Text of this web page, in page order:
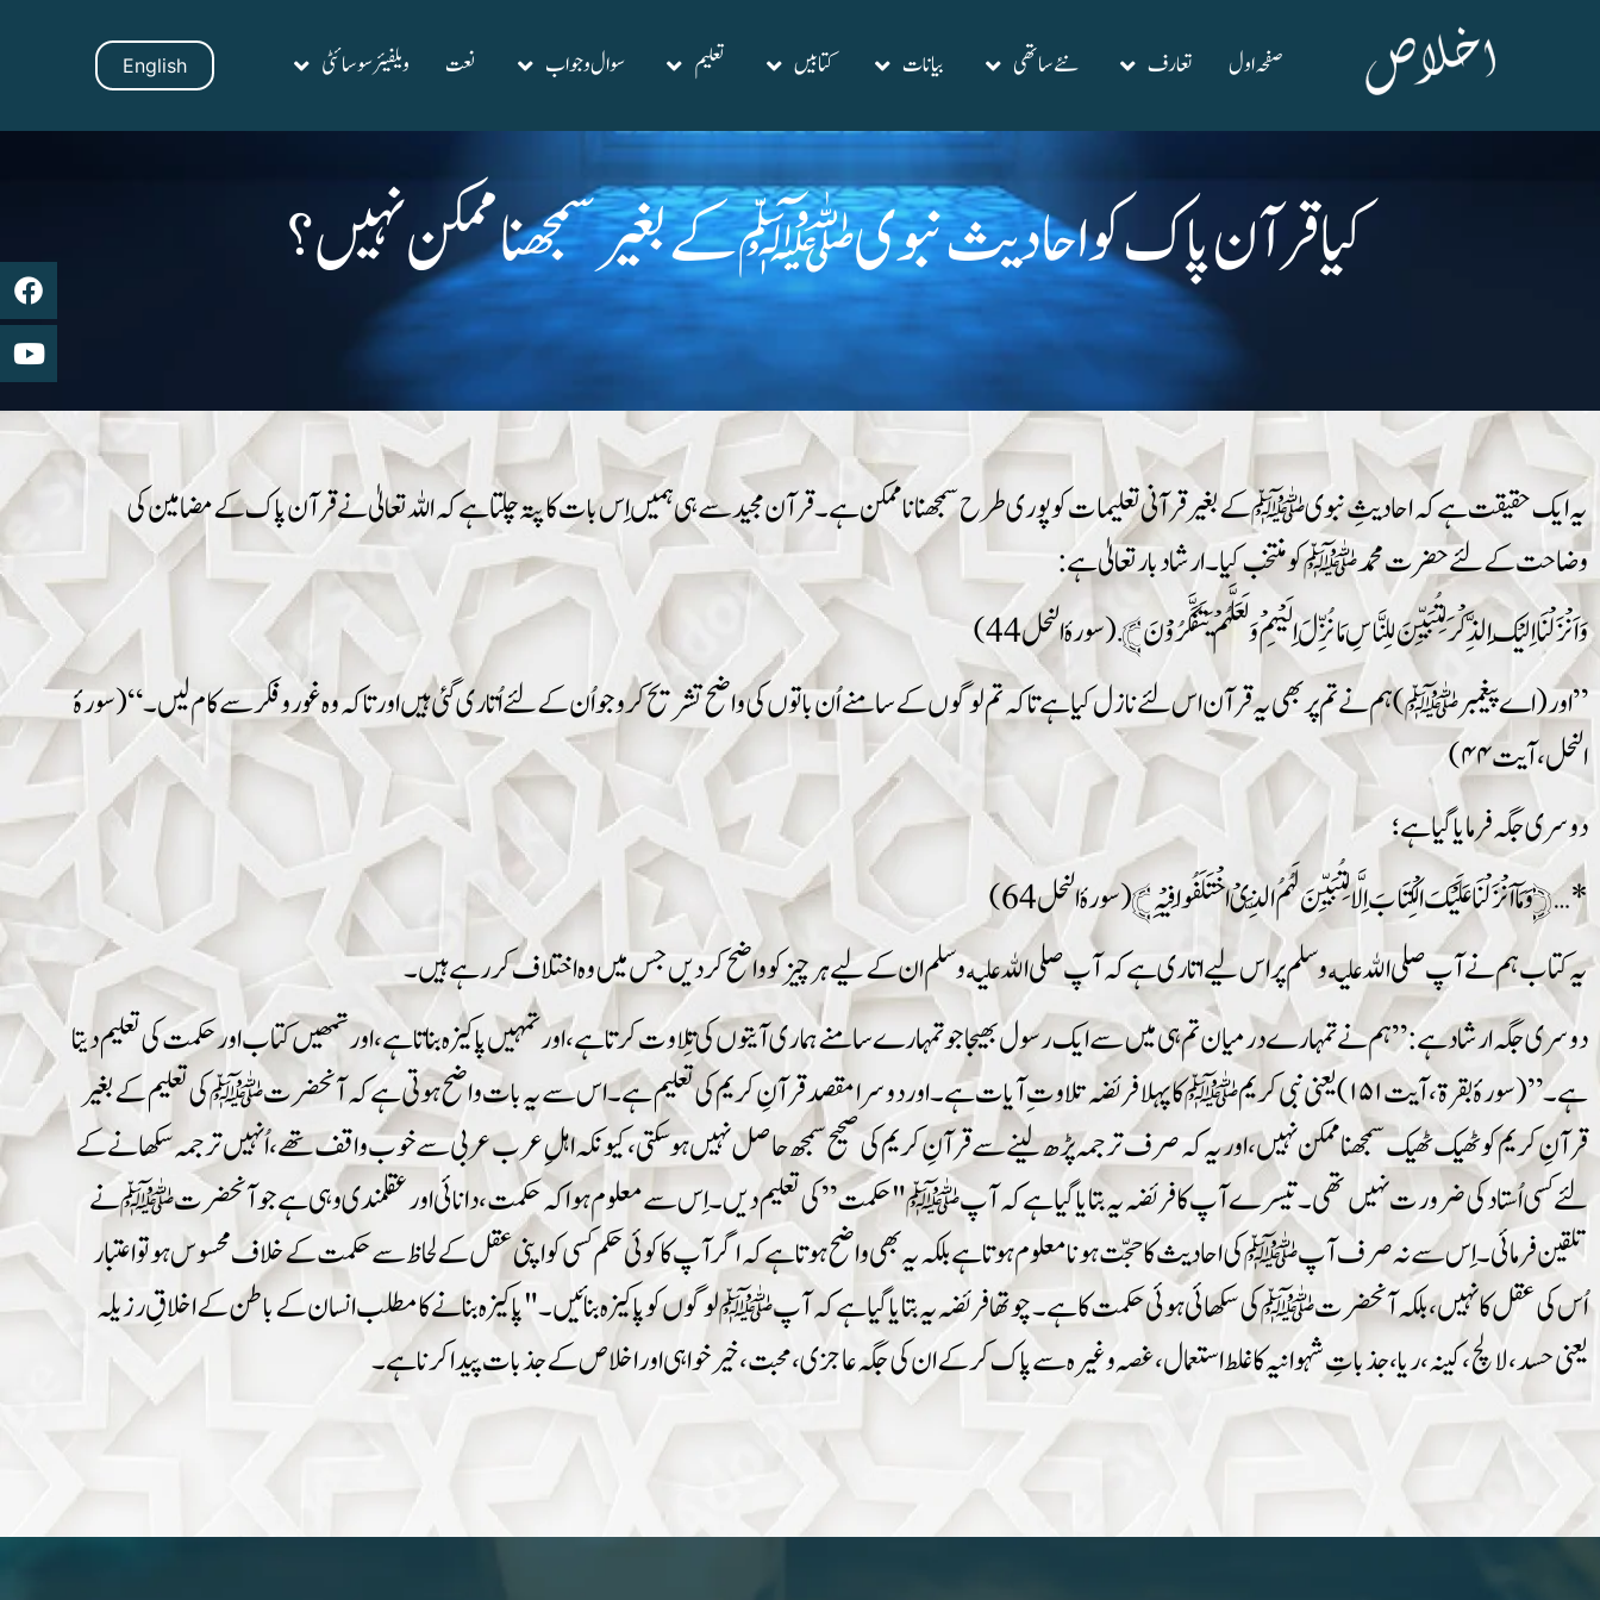
صفحہ اول تعارف نئے ساتھی بیانات کتابیں تعلیم سوال وجواب نعت ویلفیئر سوسائٹی English
کیا قرآن پاک کو احا دیث نبوی ﷺ کے بغیر سمجھنا ممکن نہیں؟
یہ ایک حقیقت ہے کہ احادیثِ نبوی ﷺ کے بغیر قرآنی تعلیمات کو پوری طرح سمجھنا ناممکن ہے۔ قرآن مجید سے ہی ہمیں اِس بات کا پتہ چلتا ہے کہ اللہ تعالیٰ نے قرآن پاک کے مضامین کی
وضاحت کے لئے حضرت محمدﷺ کو منتخب کیا۔ ارشاد بار تعالیٰ ہے:
وَاَنْزَلْنَا اِلَیْکَ الذِّکْرَ لِتُبَیِّنَ لِلنَّاسِ مَا نُزِّلَ اِلَیْہِمْ وَلَعَلَّہُمْ یَتَفَکَّرُوْنَ﴾․ (سورہٴ النحل 44)
”اور (اے پیغمبر ﷺ) ہم نے تم پر بھی یہ قرآن اس لئے نازل کیا ہے تاکہ تم لوگوں کے سامنےاُن باتوں کی واضح تشریح کرو جو اُن کے لئے اُتاری گئی ہیں اور تاکہ وہ غور و فکر سے کام لیں۔“ (سورۂ
النحل ، آيت ۴۴)
دوسری جگہ فرمایا گیا ہے؛
*… ﴿وَمَآ اَنْزَلْنَا عَلَیْکَ الْکِتَابَ اِلَّا لِتُبَیِّنَ لَہُمُ الَّذِیْ اخْتَلَفُوا فِیْہِ﴾ (سورہٴ النحل 64)
یہ کتاب ہم نے آپ صلى الله عليه وسلم پر اس لیے اتاری ہے کہ آپ صلى الله عليه وسلم ان کے لیے ہر چیز کو واضح کردیں جس میں وہ اختلاف کررہے ہیں۔
دوسری جگہ ارشاد ہے:” ہم نے تمہارے درمیان تم ہی میں سے ایک رسول بھیجا جو تمہارے سامنے ہماری آیتوں کی تِلاوت کرتا ہے، اور تمہیں پاکیزہ بناتا ہے ، اور تمھیں کتاب اور حکمت کی تعلیم دیتا
ہے۔”(سورۂ بقرۃ، آیت ۱۵۱) یعنی نبی کریم ﷺ کا پہلا فریضہ تلاوت ِ آیات ہے۔اور دوسرا مقصد قرآنِ کریم کی تعلیم ہے۔ اس سے یہ بات واضح ہوتی ہے کہ آنحضرت ﷺ کی تعلیم کے بغیر
قرآنِ کریم کو ٹھیک ٹھیک سمجھنا ممکن نہیں، اور یہ کہ صرف ترجمہ پڑھ لینے سے قرآنِ کریم کی صحیح سمجھ حاصل نہیں ہو سکتی، کیونکہ اہلِ عرب عربی سے خوب واقف تھے، اُنہیں ترجمہ سکھانے کے
لئے کسی اُستاد کی ضرورت نہيں تھی۔ تیسرے آپ کا فریضہ یہ بتایا گیا ہےکہ آپ ﷺ "حکمت” کی تعلیم دیں۔ اِس سے معلوم ہوا کہ حکمت ، دانائی اور عقلمندی وہی ہے جو آنحضرت ﷺ نے
تلقین فرمائی۔ اِس سے نہ صرف آپ ﷺ کی احادیث کا حجّت ہونا معلوم ہوتا ہے بلکہ یہ بھی واضح ہو تا ہے کہ اگر آپ کا کوئی حکم کسی کو اپنی عقل کے لحاظ سے حکمت کے خلاف محسوس ہو تو اعتبار
اُس کی عقل کا نہیں ، بلکہ آنحضرت ﷺ کی سکھائی ہوئی حکمت کا ہے۔ چوتھا فریضہ یہ بتایا گیا ہے کہ آپ ﷺ لوگوں کو پاکیزہ بنائیں ۔ "پاکیزہ بنانے کا مطلب انسان کے باطن کے اخلاقِ رزیلہ
یعنی حسد، لالچ ، کینہ ، ریا، جذباتِ شہوانیہ کا غلط استعمال ، غصہ وغیرہ سے پاک کر کے ان کی جگہ عاجزی ، محبت ، خیر خواہی اور اخلاص کے جذبات پیدا کرنا ہے۔